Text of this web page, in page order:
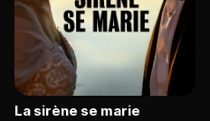
La sirène se marie